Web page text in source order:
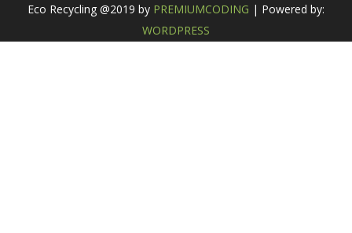
Eco Recycling @2019 by PREMIUMCODING | Powered by:
WORDPRESS